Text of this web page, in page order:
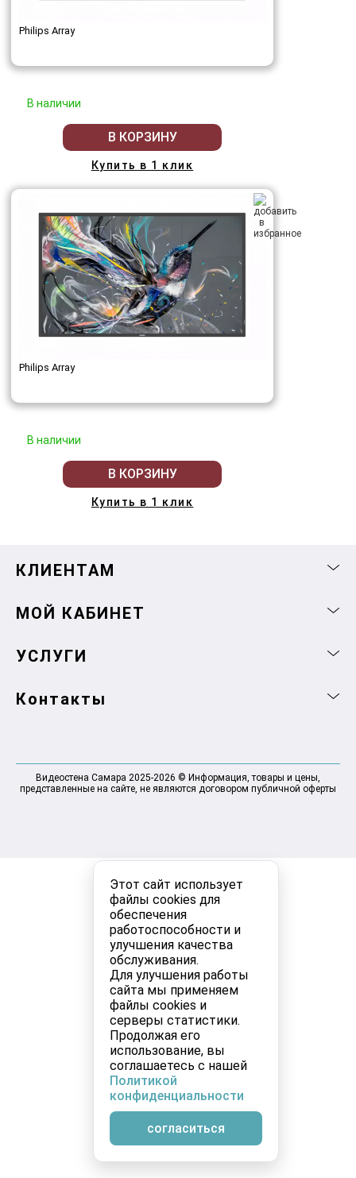
Этот сайт использует
файлы cookies для
обеспечения
работоспособности и
улучшения качества
обслуживания.
Для улучшения работы
сайта мы применяем
файлы cookies и
серверы статистики.
Продолжая его
использование, вы
соглашаетесь с нашей
Политикой
конфиденциальности
согласиться
Philips Array
В наличии
В КОРЗИНУ
Купить в 1 клик
Philips Array
В наличии
В КОРЗИНУ
Купить в 1 клик
КЛИЕНТАМ
МОЙ КАБИНЕТ
УСЛУГИ
Контакты
Видеостена Самара 2025-2026 © Информация, товары и цены,
представленные на сайте, не являются договором публичной оферты